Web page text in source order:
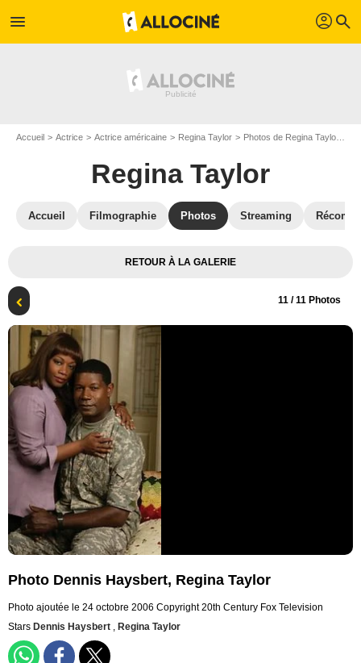
menu profil search
Accueil Actrice Actrice américaine Regina Taylor Photos de Regina Taylor
Regina Taylor
Accueil Filmographie Photos Streaming
RETOUR À LA GALERIE
11 / 11 Photos
Photo Dennis Haysbert, Regina Taylor
Photo ajoutée le 24 octobre 2006 Copyright 20th Century Fox Television
Stars Dennis Haysbert , Regina Taylor